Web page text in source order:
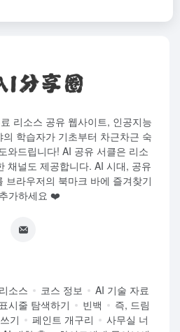
리소스 공유 웹사이트, 인공지능
학습자가 기초부터 차근차근 숙
와드립니다! AI 공유 서클은 리소
채널도 제공합니다. AI 시대, 공유
브라우저의 북마크 바에 즐겨찾기
가하세요 ❤️
소스 코스 정보
AI 기술 자료
시줄 탐색하기 빈백
즉, 드림
기 페인트 개구리
사무실 너